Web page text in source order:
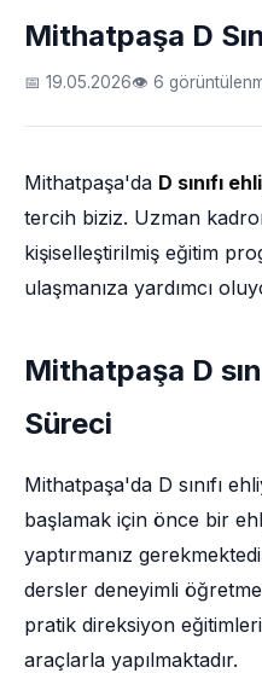
Mithatpaşa D
📅 19.05.2026👁 6
Mithatpaşa'da D sınıfı
tercih biziz. Uzman
kişiselleştirilmiş eğitim
ulaşmanıza yardımcı
Mithatpaşa D
Süreci
Mithatpaşa'da D sınıfı
başlamak için önce bir
yaptırmanız
dersler deneyimli
pratik direksiyon
araçlarla yapılmaktadır.